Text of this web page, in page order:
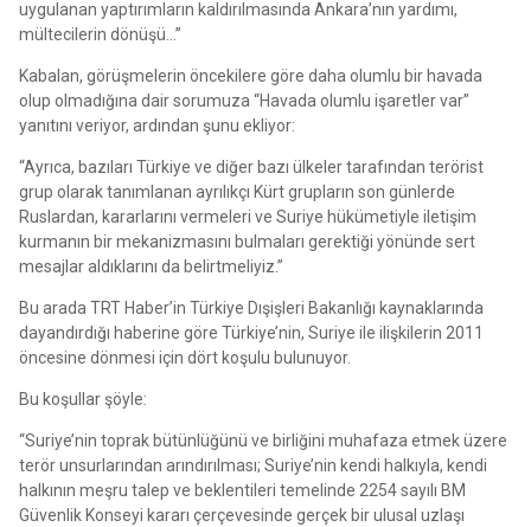
uygulanan yaptırımların kaldırılmasında Ankara’nın yardımı,
mültecilerin dönüşü…”
Kabalan, görüşmelerin öncekilere göre daha olumlu bir havada
olup olmadığına dair sorumuza “Havada olumlu işaretler var”
yanıtını veriyor, ardından şunu ekliyor:
“Ayrıca, bazıları Türkiye ve diğer bazı ülkeler tarafından terörist
grup olarak tanımlanan ayrılıkçı Kürt grupların son günlerde
Ruslardan, kararlarını vermeleri ve Suriye hükümetiyle iletişim
kurmanın bir mekanizmasını bulmaları gerektiği yönünde sert
mesajlar aldıklarını da belirtmeliyiz.”
Bu arada TRT Haber’in Türkiye Dışişleri Bakanlığı kaynaklarında
dayandırdığı haberine göre Türkiye’nin, Suriye ile ilişkilerin 2011
öncesine dönmesi için dört koşulu bulunuyor.
Bu koşullar şöyle:
“Suriye’nin toprak bütünlüğünü ve birliğini muhafaza etmek üzere
terör unsurlarından arındırılması; Suriye’nin kendi halkıyla, kendi
halkının meşru talep ve beklentileri temelinde 2254 sayılı BM
Güvenlik Konseyi kararı çerçevesinde gerçek bir ulusal uzlaşı